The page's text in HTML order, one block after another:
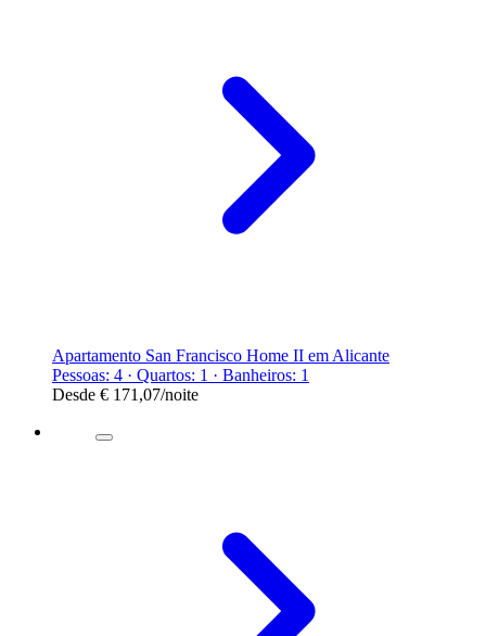
Apartamento San Francisco Home II em Alicante
Pessoas: 4 · Quartos: 1 · Banheiros: 1
Desde € 171,07/noite